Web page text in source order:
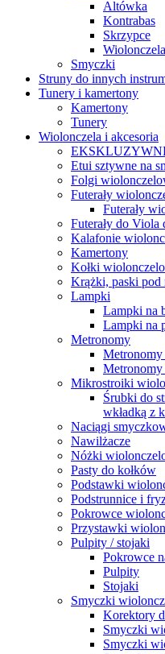
Altówka
Kontrabas
Skrzypce
Wiolonczela
Smyczki
Struny do innych
Tunery i kamertony
Kamertony
Tunery
Wiolonczela i akcesoria
Etui sztywne na
Folgi
Futerały
Futerały
Futerały do Viola
Kalafonie
Kamertony
Kołki
Krążki, paski pod
Lampki
Lampki na
Lampki na
Metronomy
Metronomy
Metronomy
Mikrostroiki
Śrubki do
wkładką z
Naciągi
Nawilżacze
Nóżki
Pasty do kołków
Podstawki
Podstrunnice i
Pokrowce
Przystawki
Pulpity / stojaki
Pokrowce
Pulpity
Stojaki
Smyczki
Korektory
Smyczki
Smyczki